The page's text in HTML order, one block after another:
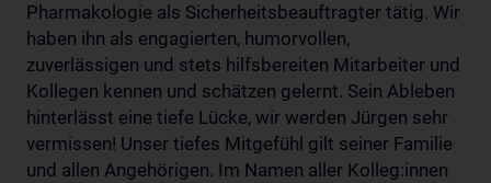
Pharmakologie als Sicherheitsbeauftragter tätig. Wir
haben ihn als engagierten, humorvollen,
zuverlässigen und stets hilfsbereiten Mitarbeiter und
Kollegen kennen und schätzen gelernt. Sein Ableben
hinterlässt eine tiefe Lücke, wir werden Jürgen sehr
vermissen! Unser tiefes Mitgefühl gilt seiner Familie
und allen Angehörigen. Im Namen aller Kolleg:innen